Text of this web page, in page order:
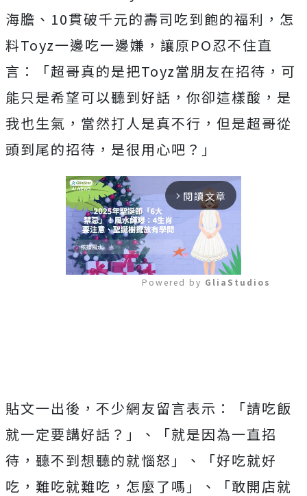
海膽、10貫破千元的壽司吃到飽的福利，怎
料Toyz一邊吃一邊嫌，讓原PO忍不住直
言：「超哥真的是把Toyz當朋友在招待，可
能只是希望可以聽到好話，你卻這樣酸，是
我也生氣，當然打人是真不行，但是超哥從
頭到尾的招待，是很用心吧？」
arrow_forward_ios 閱讀文章
Powered by GliaStudios
貼文一出後，不少網友留言表示：「請吃飯
就一定要講好話？」、「就是因為一直招
待，聽不到想聽的就惱怒」、「好吃就好
吃，難吃就難吃，怎麼了嗎」、「敢開店就